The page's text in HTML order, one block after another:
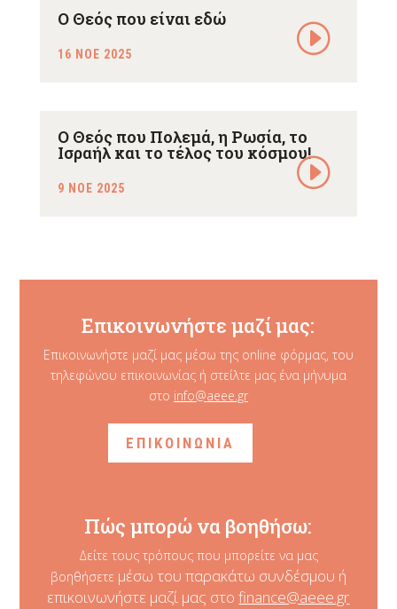
Ο Θεός που είναι εδώ
16 ΝΟΕ 2025
Ο Θεός που Πολεμά, η Ρωσία, το
Ισραήλ και το τέλος του κόσμου!
9 ΝΟΕ 2025
Επικοινωνήστε μαζί μας:
Επικοινωνήστε μαζί μας μέσω της online φόρμας, του
τηλεφώνου επικοινωνίας ή στείλτε μας ένα μήνυμα
στο info@aeee.gr
ΕΠΙΚΟΙΝΩΝΙΑ
Πώς μπορώ να βοηθήσω:
Δείτε τους τρόπους που μπορείτε να μας
βοηθήσετε μέσω του παρακάτω συνδέσμου ή
επικοινωνήστε μαζί μας στοfinance@aeee.gr